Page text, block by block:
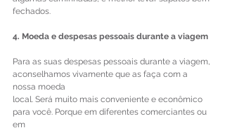
fechados.
4. Moeda e despesas pessoais durante a viagem
Para as suas despesas pessoais durante a viagem,
aconselhamos vivamente que as faça com a
nossa moeda
local. Será muito mais conveniente e econômico
para você. Porque em diferentes comerciantes ou
em